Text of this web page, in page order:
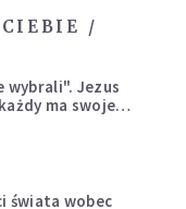
CIEBIE /
wybrali". Jezus
ma swoje
świata wobec